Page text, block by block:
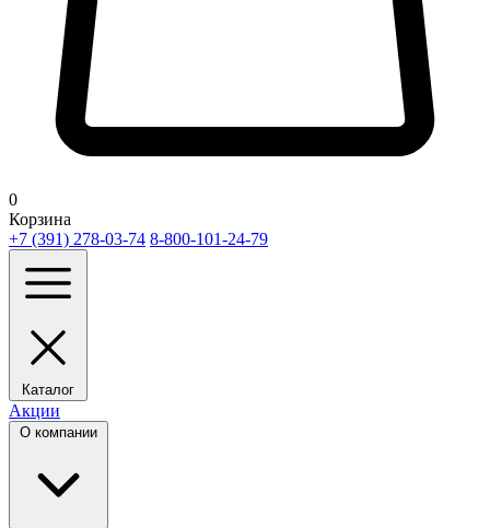
0
Корзина
+7 (391) 278-03-74 8-800-101-24-79
Каталог
Акции
О компании